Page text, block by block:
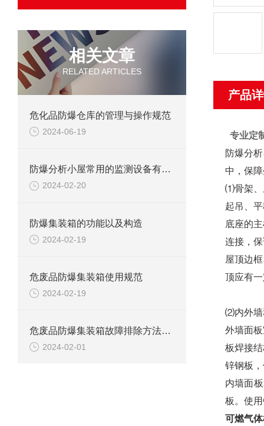
相关文章
RELATED ARTICLES
危化品防爆仓库的管理与操作规范
2024-06-19
防爆分析小屋常用的监测设备有哪些
2024-02-20
防爆集装箱的功能以及构造
2024-02-19
危废品防爆集装箱使用规范
2024-02-19
危废品防爆集装箱故障排除方法解析
2024-02-01
产品
专业定
防爆分
中，保
⑴骨架、
起吊、
底座的
连接，
屋顶边
顶应有
⑵内外墙
外墙面
板焊接
锌钢板
内墙面
板。使
可燃气